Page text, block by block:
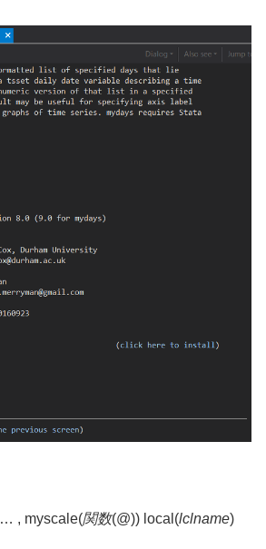
… , myscale(関数(@)) local(lclname)